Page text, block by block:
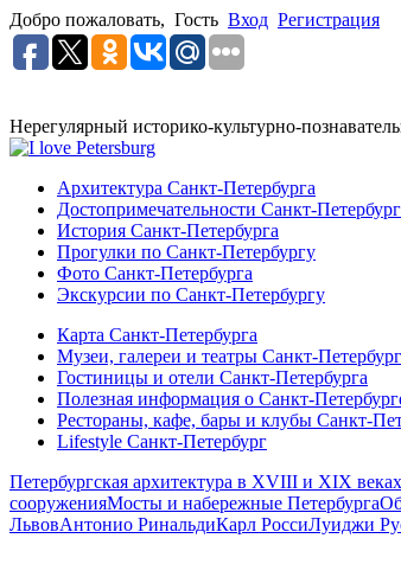
Добро пожаловать, Гость Вход Регистрация
Нерегулярный историко-культурно-
Архитектура Санкт-Петербурга
Достопримечательности Санкт-
История Санкт-Петербурга
Прогулки по Санкт-Петербургу
Фото Санкт-Петербурга
Экскурсии по Санкт-Петербургу
Карта Санкт-Петербурга
Музеи, галереи и театры Санкт-
Гостиницы и отели Санкт-Петербурга
Полезная информация о Санкт-
Рестораны, кафе, бары и клубы Санкт-
Lifestyle Санкт-Петербург
Петербургская архитектура в XVIII и XIX веках
сооруженияМосты и набережные Петербурга
ЛьвовАнтонио РинальдиКарл РоссиЛуиджи